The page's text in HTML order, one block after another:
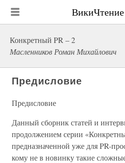
ВикиЧтение
Конкретный PR – 2
Масленников Роман Михайлович
Предисловие
Предисловие
Данный сборник статей и
продолжением серии
предназначенной уже для PR-
кому не в новинку такие